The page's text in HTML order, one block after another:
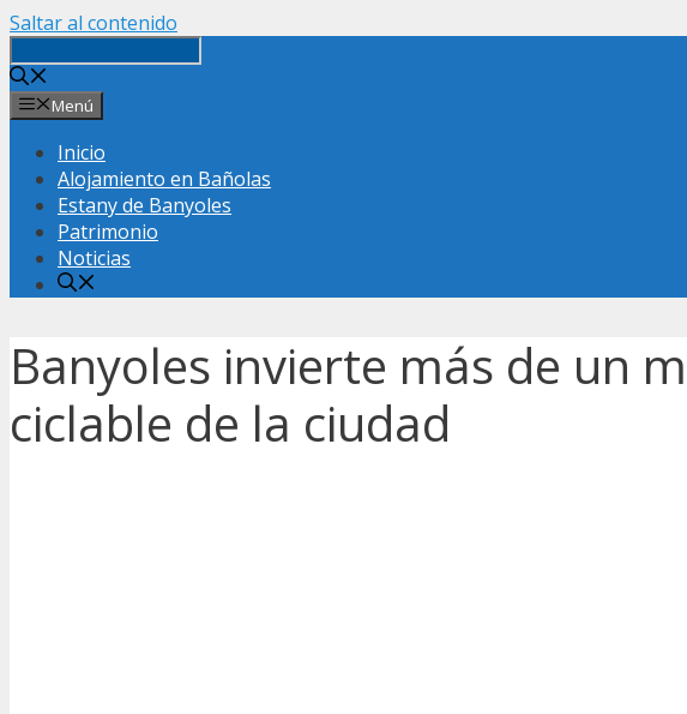
Saltar al contenido
Menú
Inicio
Alojamiento en Bañolas
Estany de Banyoles
Patrimonio
Noticias
Banyoles invierte más de un
ciclable de la ciudad